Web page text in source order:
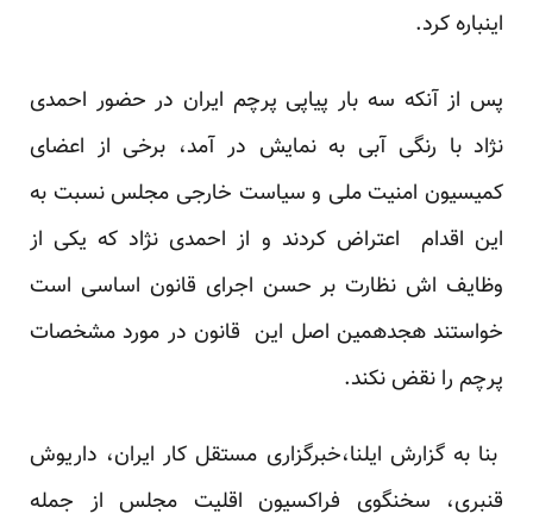
اینباره کرد.
پس از آنکه سه بار پیاپی پرچم ایران در حضور احمدی
نژاد با رنگی آبی به نمایش در آمد، برخی از اعضای
کمیسیون امنیت ملی و سیاست خارجی مجلس نسبت به
این اقدام اعتراض کردند و از احمدی نژاد که یکی از
وظایف اش نظارت بر حسن اجرای قانون اساسی است
خواستند هجدهمین اصل این قانون در مورد مشخصات
پرچم را نقض نکند.
بنا به گزارش ایلنا،خبرگزاری مستقل کار ایران، داریوش
قنبری، سخنگوی فراکسیون اقلیت مجلس از جمله